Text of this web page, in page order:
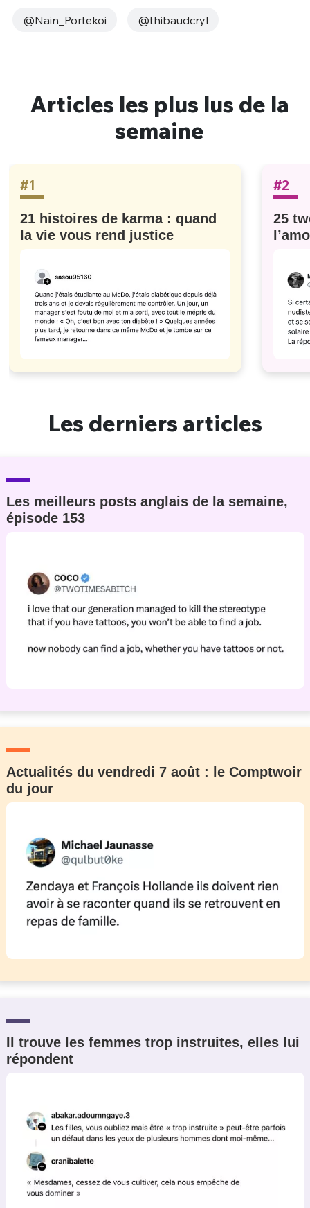
@Nain_Portekoi @thibaudcryl
Articles les plus lus de la
semaine
#1
21 histoires de karma : quand
la vie vous rend justice
#2
25
Les derniers articles
Les meilleurs posts anglais de la semaine,
épisode 153
Actualités du vendredi 7 août : le Comptwoir
du jour
Il trouve les femmes trop instruites, elles lui
répondent